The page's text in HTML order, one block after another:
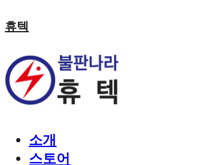
휴텍
소개
스토어